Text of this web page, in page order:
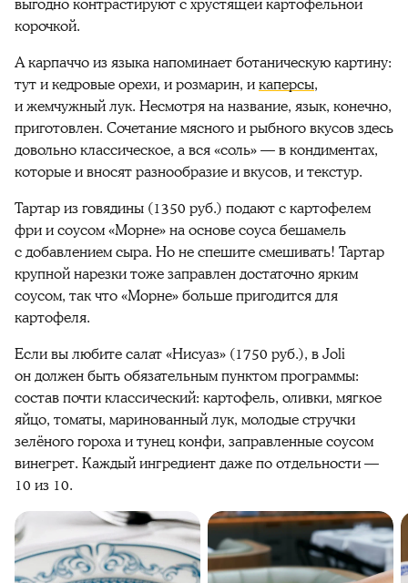
выгодно контрастируют с хрустящей картофельной
корочкой.
А карпаччо из языка напоминает ботаническую картину:
тут и кедровые орехи, и розмарин, икаперсы,
и жемчужный лук. Несмотря на название, язык, конечно,
приготовлен. Сочетание мясного и рыбного вкусов здесь
довольно классическое, а вся «соль» — в кондиментах,
которые и вносят разнообразие и вкусов, и текстур.
Тартар из говядины (1350 руб.) подают с картофелем
фри и соусом «Морне» на основе соуса бешамель
с добавлением сыра. Но не спешите смешивать! Тартар
крупной нарезки тоже заправлен достаточно ярким
соусом, так что «Морне» больше пригодится для
картофеля.
Если вы любите салат «Нисуаз» (1750 руб.), в Joli
он должен быть обязательным пунктом программы:
состав почти классический: картофель, оливки, мягкое
яйцо, томаты, маринованный лук, молодые стручки
зелёного гороха и тунец конфи, заправленные соусом
винегрет. Каждый ингредиент даже по отдельности —
10 из 10.